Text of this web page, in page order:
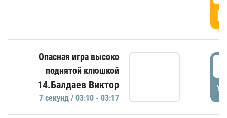
Опасная игра высоко
поднятой клюшкой
14.Балдаев Виктор
7 секунд / 03:10 - 03:17